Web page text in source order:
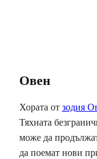
Овен
Хората от зодия
Тяхната
може да
да поемат нови